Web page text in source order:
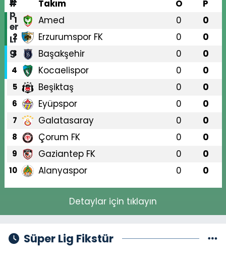
# Takım O P
1 Amed 0 0
2 Erzurumspor FK 0 0
3 Başakşehir 0 0
4 Kocaelispor 0 0
5 Beşiktaş 0 0
6 Eyüpspor 0 0
7 Galatasaray 0 0
8 Çorum FK 0 0
9 Gaziantep FK 0 0
10 Alanyaspor 0 0
Detaylar için tıklayın
Süper Lig Fikstür